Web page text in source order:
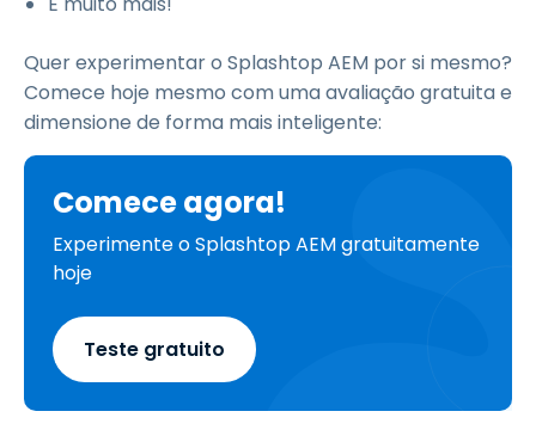
Quer experimentar o Splashtop AEM por si mesmo?
Comece hoje mesmo com uma avaliação gratuita e
dimensione de forma mais inteligente:
Comece agora!
Experimente o Splashtop AEM gratuitamente
hoje
Teste gratuito